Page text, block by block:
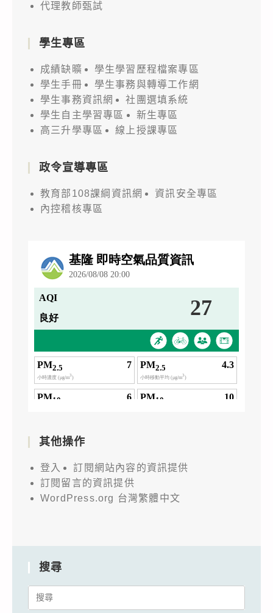
代理教師甄試
學生專區
成績缺曠
學生學習歷程檔案專區
學生手冊
學生事務與轉導工作網
學生事務資訊網
社團選填系統
學生自主學習專區
新生專區
高三升學專區
線上授課專區
政令宣導專區
教育部108課綱資訊網
資訊安全專區
內控稽核專區
其他操作
登入
訂閱網站內容的資訊提供
訂閱留言的資訊提供
WordPress.org 台灣繁體中文
搜尋
Search